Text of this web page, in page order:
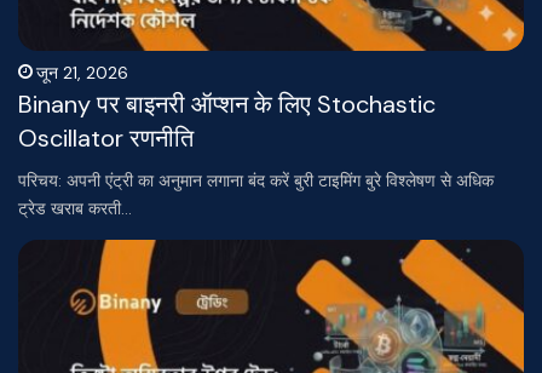
जून 21, 2026
Binany पर बाइनरी ऑप्शन के लिए Stochastic
Oscillator रणनीति
परिचय: अपनी एंट्री का अनुमान लगाना बंद करें बुरी टाइमिंग बुरे विश्लेषण से अधिक
ट्रेड खराब करती…